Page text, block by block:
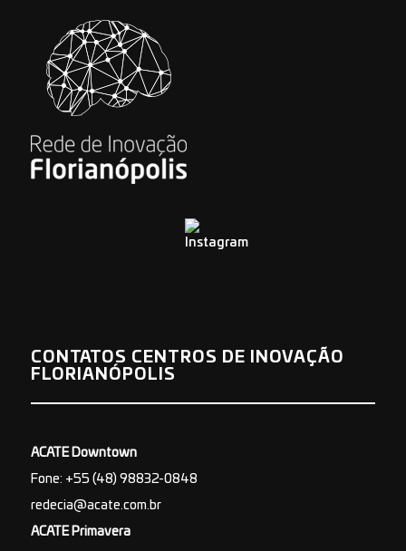
CONTATOS CENTROS DE INOVAÇÃO
FLORIANÓPOLIS
ACATE Downtown
Fone: +55 (48) 98832-0848
redecia@acate.com.br
ACATE Primavera